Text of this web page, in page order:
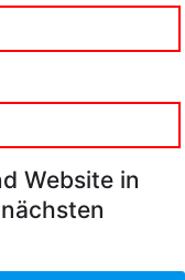
Website in